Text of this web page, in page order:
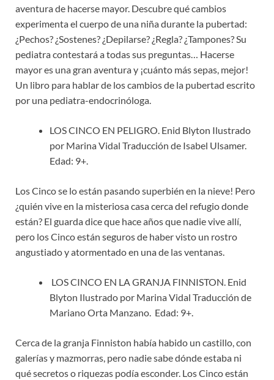
aventura de hacerse mayor. Descubre qué cambios
experimenta el cuerpo de una niña durante la pubertad:
¿Pechos? ¿Sostenes? ¿Depilarse? ¿Regla? ¿Tampones? Su
pediatra contestará a todas sus preguntas… Hacerse
mayor es una gran aventura y ¡cuánto más sepas, mejor!
Un libro para hablar de los cambios de la pubertad escrito
por una pediatra-endocrinóloga.
LOS CINCO EN PELIGRO. Enid Blyton Ilustrado
por Marina Vidal Traducción de Isabel Ulsamer.
Edad: 9+.
Los Cinco se lo están pasando superbién en la nieve! Pero
¿quién vive en la misteriosa casa cerca del refugio donde
están? El guarda dice que hace años que nadie vive allí,
pero los Cinco están seguros de haber visto un rostro
angustiado y atormentado en una de las ventanas.
LOS CINCO EN LA GRANJA FINNISTON. Enid
Blyton Ilustrado por Marina Vidal Traducción de
Mariano Orta Manzano. Edad: 9+.
Cerca de la granja Finniston había habido un castillo, con
galerías y mazmorras, pero nadie sabe dónde estaba ni
qué secretos o riquezas podía esconder. Los Cinco están